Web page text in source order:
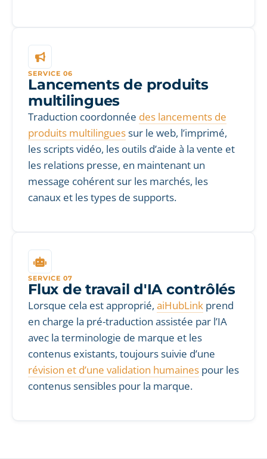
SERVICE 06
Lancements de produits
multilingues
Traduction coordonnée des lancements de
produits multilinguessur le web, l’imprimé,
les scripts vidéo, les outils d’aide à la vente et
les relations presse, en maintenant un
message cohérent sur les marchés, les
canaux et les types de supports.
SERVICE 07
Flux de travail d'IA contrôlés
Lorsque cela est approprié, aiHubLink prend
en charge la pré-traduction assistée par l’IA
avec la terminologie de marque et les
contenus existants, toujours suivie d’une
révision et d’une validation humaines pour les
contenus sensibles pour la marque.